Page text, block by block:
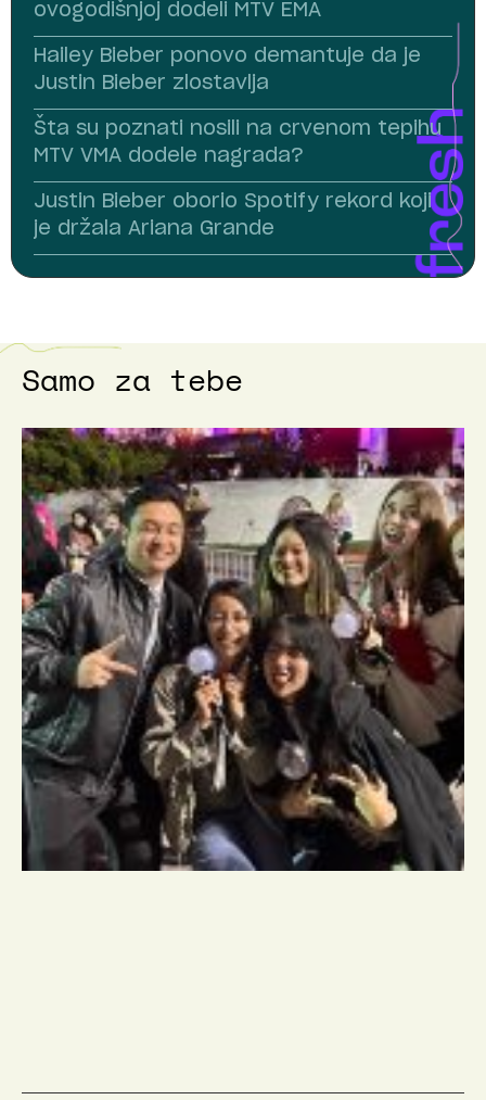
ovogodišnjoj dodeli MTV EMA
Hailey Bieber ponovo demantuje da je
Justin Bieber zlostavlja
Šta su poznati nosili na crvenom tepihu
MTV VMA dodele nagrada?
Justin Bieber oborio Spotify rekord koji
je držala Ariana Grande
Samo za tebe